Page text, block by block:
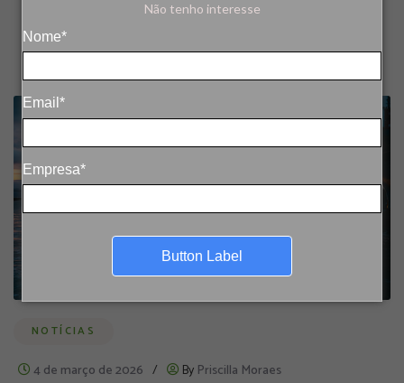
Não tenho interesse
Nome*
Email*
Empresa*
Button Label
NOTÍCIAS
4 de março de 2026 / By Priscilla Moraes